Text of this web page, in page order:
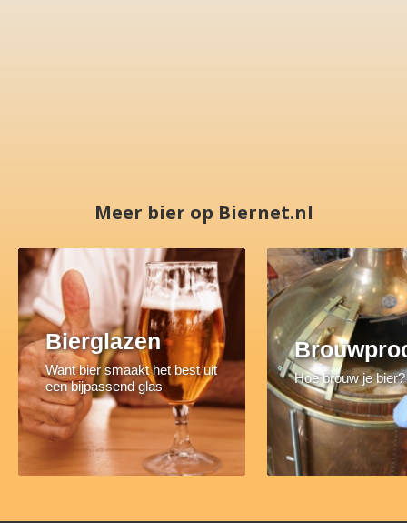
Meer bier op Biernet.nl
Bierglazen
Want bier smaakt het best uit
een bijpassend glas
Hoe brouw je bier?